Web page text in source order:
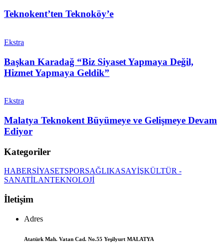
Teknokent’ten Teknoköy’e
Ekstra
Başkan Karadağ “Biz Siyaset Yapmaya Değil,
Hizmet Yapmaya Geldik”
Ekstra
Malatya Teknokent Büyümeye ve Gelişmeye Devam
Ediyor
Kategoriler
HABERSİYASETSPORSAĞLIKASAYİŞKÜLTÜR -
SANATİLANTEKNOLOJİ
İletişim
Adres
Atatürk Mah. Vatan Cad. No.55 Yeşilyurt MALATYA